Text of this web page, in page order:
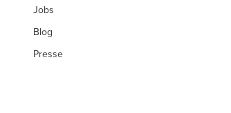
Jobs
Blog
Presse